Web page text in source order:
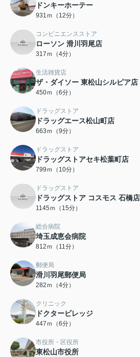
ドンキーホーテー
931ｍ（12分）
コンビニエンスストア
ローソン 滑川羽尾店
317ｍ（4分）
生活雑貨店
ザ・ダイソー 東松山シルピア店
450ｍ（6分）
ドラッグストア
ドラッグエース松山町店
663ｍ（9分）
ドラッグストア
ドラッグストアセキ松葉町店
799ｍ（10分）
ドラッグストア
ドラッグストア コスモス 石橋店
1145ｍ（15分）
総合病院
埼玉成恵会病院
812ｍ（11分）
郵便局
滑川羽尾郵便局
282ｍ（4分）
クリニック
ドクタービレッジ
447ｍ（6分）
市役所・区役所
東松山市役所